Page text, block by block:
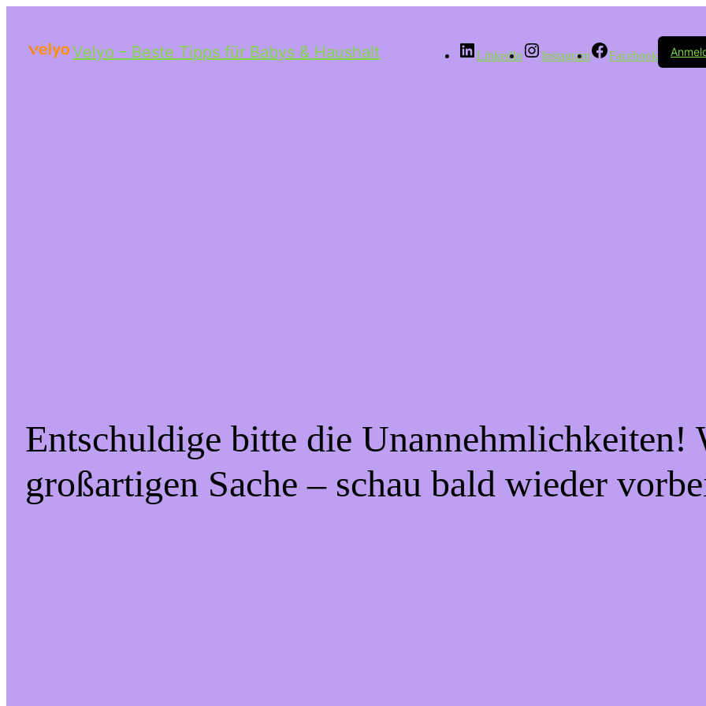
Velyo – Beste Tipps für Babys & Haushalt LinkedIn Instagram Facebook
Entschuldige bitte die Unannehmlichkeiten!
großartigen Sache – schau bald wieder